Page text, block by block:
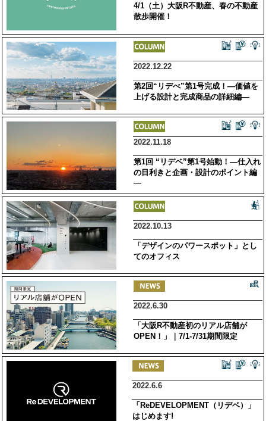
4/1（土）大阪R不動産、春の不動産
散歩開催！
2022.12.22
第2回“リデべ”第1号完成！―価値を
上げる設計と完成商品の詳細編―
2022.11.18
第1回 “リデベ”第1号始動！―仕入れ
の目利きと企画・設計のポイント編
―
2022.10.13
「デザインのパワースポット」とし
てのオフィス
2022.6.30
「大阪R不動産初のリアル店舗が
OPEN！」｜7/1-7/31期間限定
2022.6.6
「ReDEVELOPMENT（リデベ）」
はじめます!